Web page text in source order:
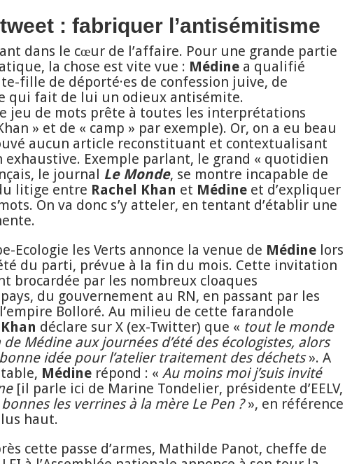
: fabriquer l’antisémitisme
dans le cœur de l’affaire. Pour une grande partie
la chose est vite vue : Médinea qualifié
fille de déporté·es de confession juive, de
qui fait de lui un odieux antisémite.
jeu de mots prête à toutes les interprétations
» et de « camp » par exemple). Or, on a eu beau
aucun article reconstituant et contextualisant
exhaustive. Exemple parlant, le grand « quotidien
le journal Le Monde, se montre incapable de
litige entre Rachel Khan et Médineet d’expliquer
On va donc s’y atteler, en tentant d’établir une
Ecologie les Verts annonce la venue de Médinelors
du parti, prévue à la fin du mois. Cette invitation
brocardée par les nombreux cloaques
du gouvernement au RN, en passant par les
Bolloré. Au milieu de cette farandole
déclare sur X (ex-Twitter) que « tout le monde
Médine aux journées d’été des écologistes, alors
idée pour l’atelier traitement des déchets». A
Médinerépond : « Au moins moi j’suis invité
[il parle ici de Marine Tondelier, présidente d’EELV,
les verrines à la mère Le Pen ?», en référence
haut.
cette passe d’armes, Mathilde Panot, cheffe de